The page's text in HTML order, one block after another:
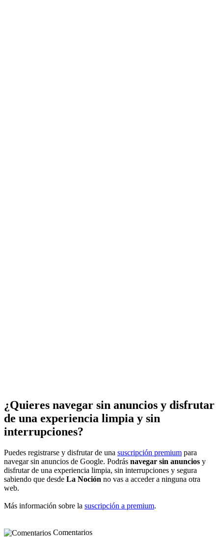
¿Quieres navegar sin anuncios y disfrutar
de una experiencia limpia y sin
interrupciones?
Puedes registrarse y disfrutar de una suscripción premium para
navegar sin anuncios de Google. Podrás navegar sin anuncios y
disfrutar de una experiencia limpia, sin interrupciones y segura
sabiendo que desde La Noción no vas a acceder a ninguna otra
web.
Más información sobre la suscripción a premium.
Comentarios